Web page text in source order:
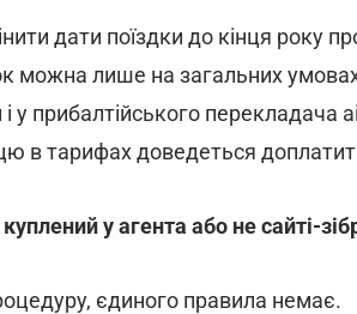
дати поїздки до кінця року
можна лише на загальних
і у прибалтійського
в тарифах доведеться
у агента або не сайті-
єдиного правила немає.